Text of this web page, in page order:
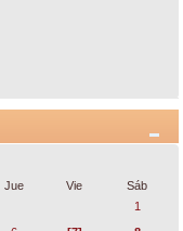
Jue Vie
Sáb
1